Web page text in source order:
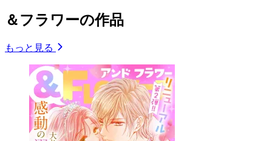
＆フラワーの作品
もっと見る